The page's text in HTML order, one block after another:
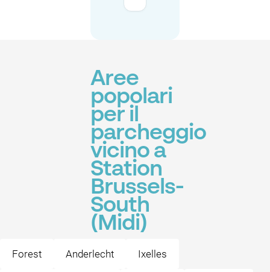
Aree
popolari
per il
parcheggio
vicino a
Station
Brussels-
South
(Midi)
Forest Anderlecht Ixelles